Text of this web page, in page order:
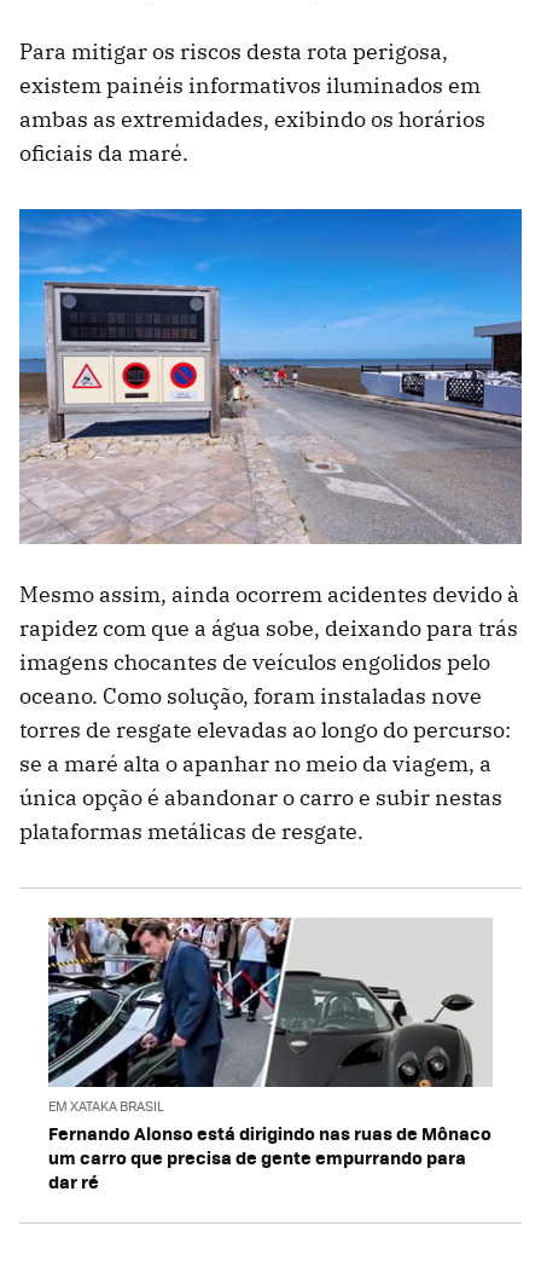
Para mitigar os riscos desta rota perigosa,
existem painéis informativos iluminados em
ambas as extremidades, exibindo os horários
oficiais da maré.
Mesmo assim, ainda ocorrem acidentes devido à
rapidez com que a água sobe, deixando para trás
imagens chocantes de veículos engolidos pelo
oceano. Como solução, foram instaladas nove
torres de resgate elevadas ao longo do percurso:
se a maré alta o apanhar no meio da viagem, a
única opção é abandonar o carro e subir nestas
plataformas metálicas de resgate.
EM XATAKA BRASIL
Fernando Alonso está dirigindo nas ruas de Mônaco
um carro que precisa de gente empurrando para
dar ré